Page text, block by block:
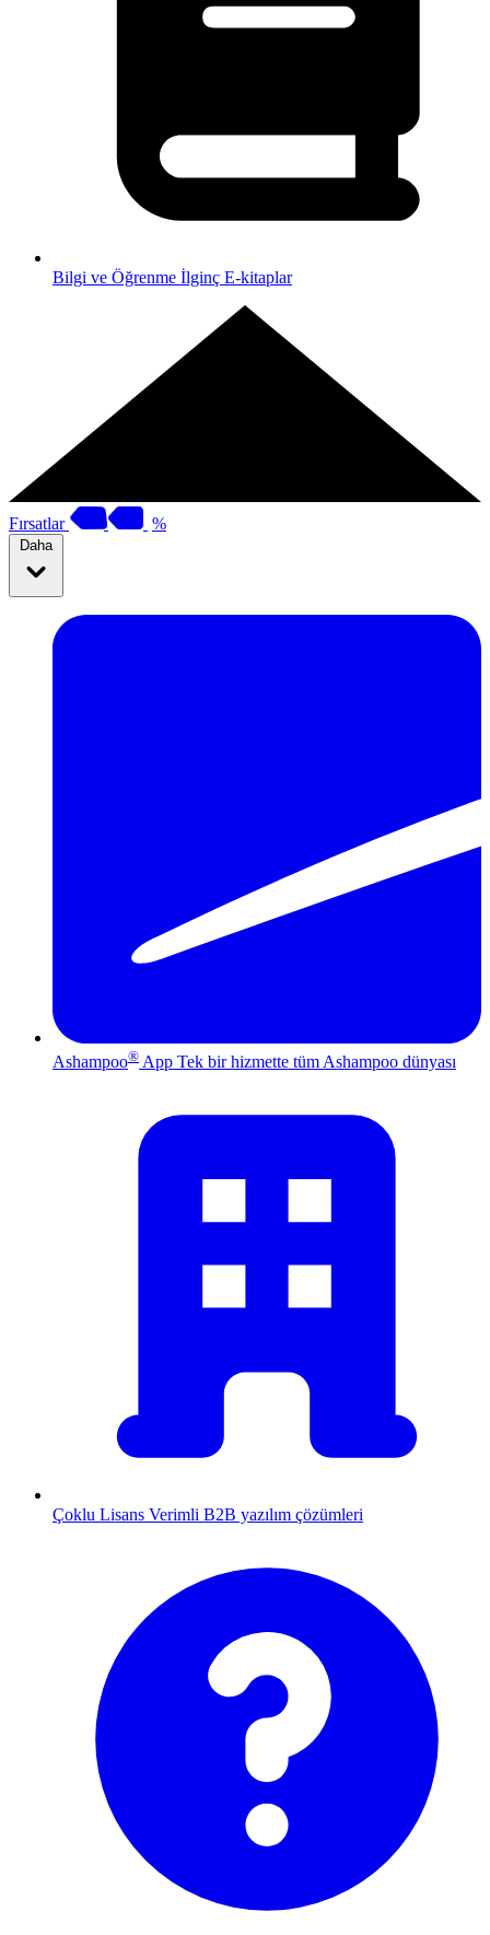
Bilgi ve Öğrenme İlginç E-kitaplar
Fırsatlar %
Daha
Ashampoo® App Tek bir hizmette tüm Ashampoo dünyası
Çoklu Lisans Verimli B2B yazılım çözümleri